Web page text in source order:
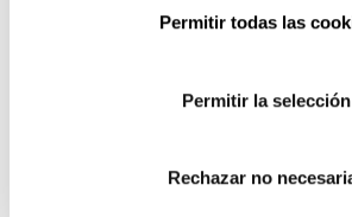
Permitir todas las
Permitir la selección
Rechazar no